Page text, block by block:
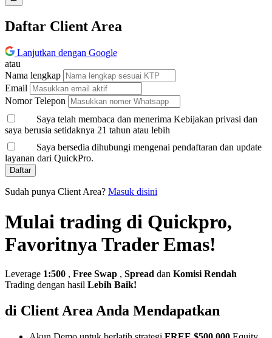
Daftar Client Area
Lanjutkan dengan Google
atau
Nama lengkap
Email
Nomor Telepon
Saya telah membaca dan menerima Kebijakan privasi dan
saya berusia setidaknya 21 tahun atau lebih
Saya bersedia dihubungi mengenai pendaftaran dan update
layanan dari QuickPro.
Daftar
Sudah punya Client Area? Masuk disini
Mulai trading di Quickpro,
Favoritnya Trader Emas!
Leverage 1:500 , Free Swap , Spread dan Komisi Rendah
Trading dengan hasil Lebih Baik!
di Client Area Anda Mendapatkan